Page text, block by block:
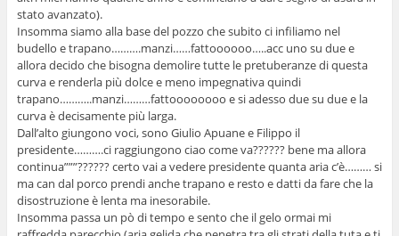
stato avanzato).
Insomma siamo alla base del pozzo che subito ci infiliamo nel
budello e trapano……….manzi……fattoooooo…..acc uno su due e
allora decido che bisogna demolire tutte le pretuberanze di questa
curva e renderla più dolce e meno impegnativa quindi
trapano………..manzi………fattoooooooo e si adesso due su due e la
curva è decisamente più larga.
Dall’alto giungono voci, sono Giulio Apuane e Filippo il
presidente……….ci raggiungono ciao come va?????? bene ma allora
continua”””?????? certo vai a vedere presidente quanta aria c’è……… si
ma can dal porco prendi anche trapano e resto e datti da fare che la
disostruzione è lenta ma inesorabile.
Insomma passa un pò di tempo e sento che il gelo ormai mi